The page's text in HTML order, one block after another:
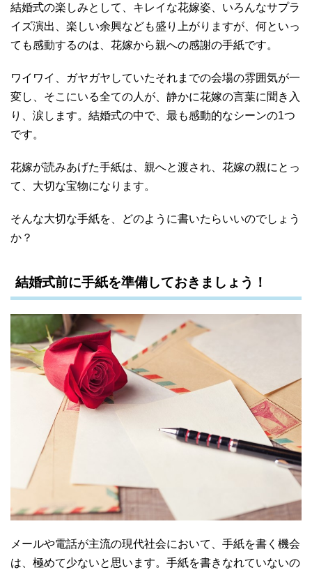
結婚式の楽しみとして、キレイな花嫁姿、いろんなサプラ
イズ演出、楽しい余興なども盛り上がりますが、何といっ
ても感動するのは、花嫁から親への感謝の手紙です。
ワイワイ、ガヤガヤしていたそれまでの会場の雰囲気が一
変し、そこにいる全ての人が、静かに花嫁の言葉に聞き入
り、涙します。結婚式の中で、最も感動的なシーンの1つ
です。
花嫁が読みあげた手紙は、親へと渡され、花嫁の親にとっ
て、大切な宝物になります。
そんな大切な手紙を、どのように書いたらいいのでしょう
か？
結婚式前に手紙を準備しておきましょう！
メールや電話が主流の現代社会において、手紙を書く機会
は、極めて少ないと思います。手紙を書きなれていないの